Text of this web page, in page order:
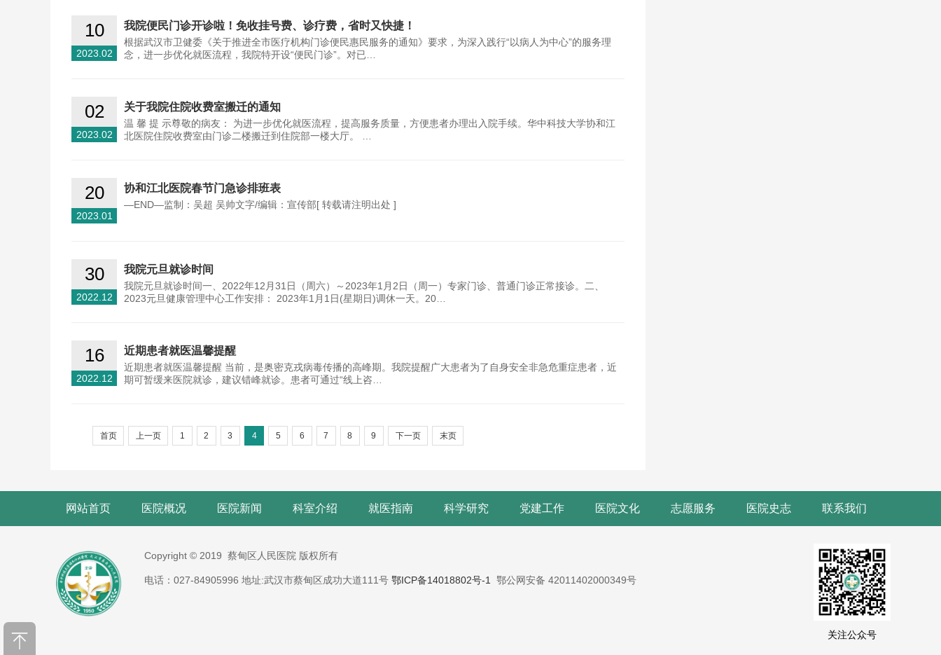
10
2023.02
我院便民门诊开诊啦！免收挂号费、诊疗费，省时又快捷！
根据武汉市卫健委《关于推进全市医疗机构门诊便民惠民服务的通知》要求，为深入践行“以病人为中心”的服务理
念，进一步优化就医流程，我院特开设“便民门诊”。对已…
02
2023.02
关于我院住院收费室搬迁的通知
温 馨 提 示尊敬的病友： 为进一步优化就医流程，提高服务质量，方便患者办理出入院手续。华中科技大学协和江
北医院住院收费室由门诊二楼搬迁到住院部一楼大厅。 …
20
2023.01
协和江北医院春节门急诊排班表
—END—监制：吴超 吴帅文字/编辑：宣传部[ 转载请注明出处 ]
30
2022.12
我院元旦就诊时间
我院元旦就诊时间一、2022年12月31日（周六）～2023年1月2日（周一）专家门诊、普通门诊正常接诊。二、
2023元旦健康管理中心工作安排： 2023年1月1日(星期日)调休一天。20…
16
2022.12
近期患者就医温馨提醒
近期患者就医温馨提醒 当前，是奥密克戎病毒传播的高峰期。我院提醒广大患者为了自身安全非急危重症患者，近
期可暂缓来医院就诊，建议错峰就诊。患者可通过“线上咨…
首页 上一页 1 2 3 4 5 6 7 8 9 下一页 末页
网站首页 医院概况 医院新闻 科室介绍 就医指南 科学研究 党建工作 医院文化 志愿服务 医院史志 联系我们
Copyright © 2019 蔡甸区人民医院 版权所有
电话：027-84905996 地址:武汉市蔡甸区成功大道111号 鄂ICP备14018802号-1 鄂公网安备 42011402000349号
关注公众号